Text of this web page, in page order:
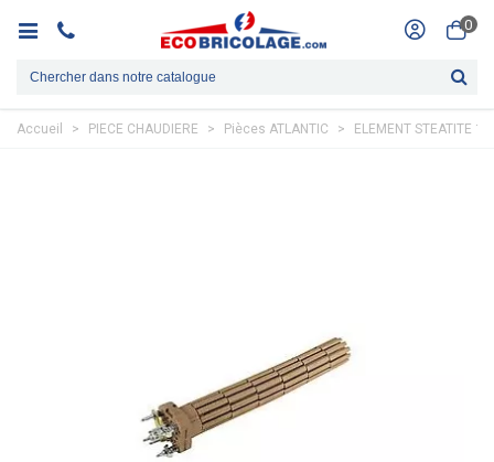
0
Accueil > PIECE CHAUDIERE > Pièces ATLANTIC > ELEMENT STEATITE